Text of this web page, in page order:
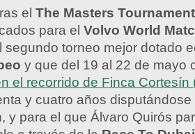
el The Masters Tournament
para el Volvo World
segundo torneo mejor dotado
y que del 19 al 22 de mayo
el recorrido de Finca Cortesín
y cuatro años
y para el que Álvaro Quirós